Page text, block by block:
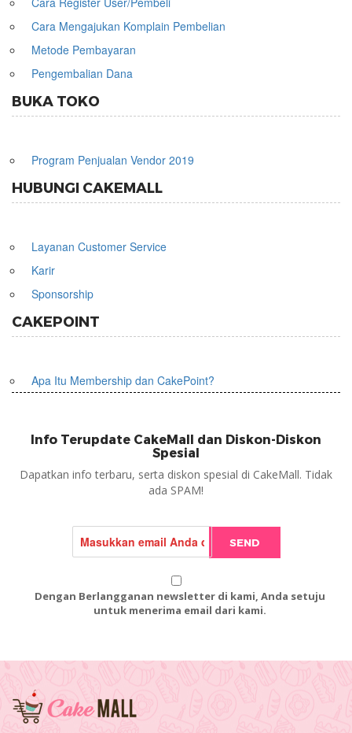
Cara Mengajukan Komplain Pembelian
Metode Pembayaran
Pengembalian Dana
BUKA TOKO
Program Penjualan Vendor 2019
HUBUNGI CAKEMALL
Layanan Customer Service
Karir
Sponsorship
CAKEPOINT
Apa Itu Membership dan CakePoint?
Info Terupdate CakeMall dan Diskon-Diskon
Spesial
Dapatkan info terbaru, serta diskon spesial di CakeMall. Tidak
ada SPAM!
SEND
Dengan Berlangganan newsletter di kami, Anda setuju
untuk menerima email dari kami.